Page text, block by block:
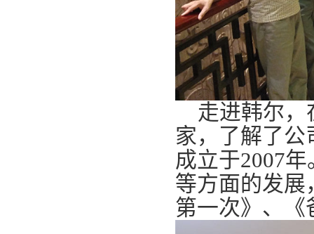
走进韩尔，
家，了解了
成立于2007
等方面的发展
第一次》、《